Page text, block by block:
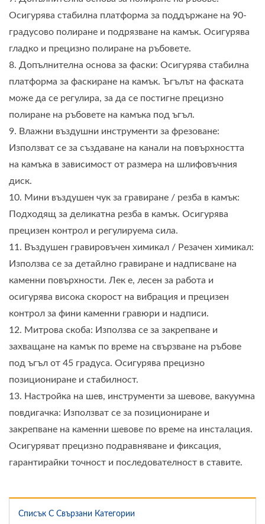
Осигурява стабилна платформа за поддържане на 90-
градусово полиране и подрязване на камък. Осигурява
гладко и прецизно полиране на ръбовете.
8. Допълнителна основа за фаски: Осигурява стабилна
платформа за фаскиране на камък. Ъгълът на фаската
може да се регулира, за да се постигне прецизно
полиране на ръбовете на камъка под ъгъл.
9. Влажни въздушни инструменти за фрезоване:
Използват се за създаване на канали на повърхността
на камъка в зависимост от размера на шлифовъчния
диск.
10. Мини въздушен чук за гравиране / резба в камък:
Подходящ за деликатна резба в камък. Осигурява
прецизен контрол и регулируема сила.
11. Въздушен гравировъчен химикал / Резачен химикал:
Използва се за детайлно гравиране и надписване на
каменни повърхности. Лек е, лесен за работа и
осигурява висока скорост на вибрация и прецизен
контрол за фини каменни гравюри и надписи.
12. Митрова скоба: Използва се за закрепване и
захващане на камък по време на свързване на ръбове
под ъгъл от 45 градуса. Осигурява прецизно
позициониране и стабилност.
13. Настройка на шев, инструменти за шевове, вакуумна
повдигачка: Използват се за позициониране и
закрепване на каменни шевове по време на инсталация.
Осигуряват прецизно подравняване и фиксация,
гарантирайки точност и последователност в ставите.
Списък С Свързани Категории